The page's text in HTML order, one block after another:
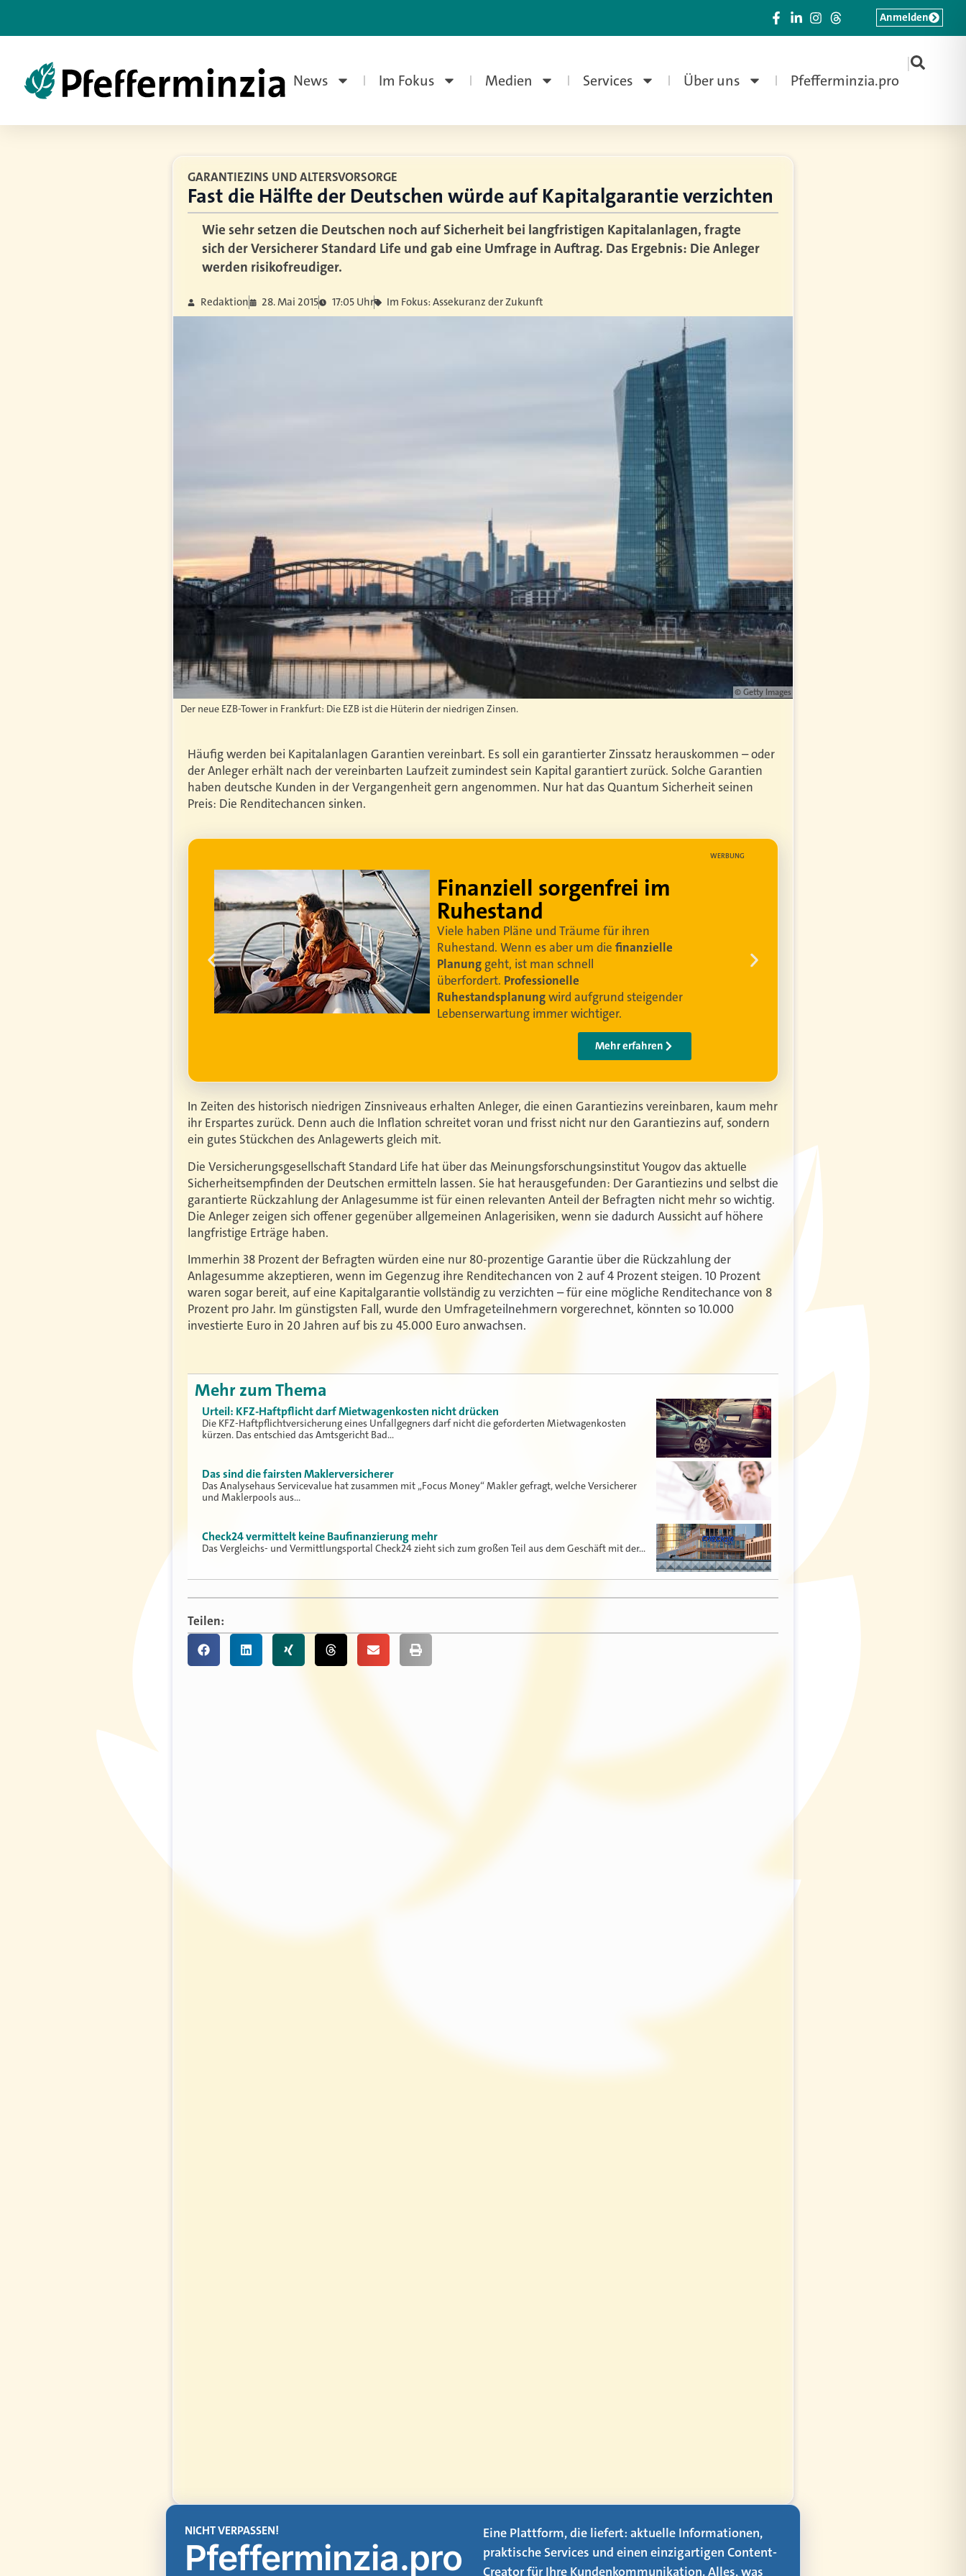
News Im Fokus Medien Services Über uns Pfefferminzia.pro
|
Anmelden
GARANTIEZINS UND ALTERSVORSORGE
Fast die Hälfte der Deutschen würde auf Kapitalgarantie verzichten
Wie sehr setzen die Deutschen noch auf Sicherheit bei langfristigen Kapitalanlagen, fragte
sich der Versicherer Standard Life und gab eine Umfrage in Auftrag. Das Ergebnis: Die Anleger
werden risikofreudiger.
Redaktion 28. Mai 2015 17:05 Uhr Im Fokus: Assekuranz der Zukunft
© Getty Images
Der neue EZB-Tower in Frankfurt: Die EZB ist die Hüterin der niedrigen Zinsen.
Häufig werden bei Kapitalanlagen Garantien vereinbart. Es soll ein garantierter Zinssatz herauskommen – oder
der Anleger erhält nach der vereinbarten Laufzeit zumindest sein Kapital garantiert zurück. Solche Garantien
haben deutsche Kunden in der Vergangenheit gern angenommen. Nur hat das Quantum Sicherheit seinen
Preis: Die Renditechancen sinken.
WERBUNG
Lebe dein bestes Leben
Um sorgenfrei in den Ruhestand zu blicken,
braucht esprofessionelle Ruhestandsplanung
Damit Ihre Kundinnen und Kunden
ihr bestes
Leben leben können
Video anschauen
In Zeiten des historisch niedrigen Zinsniveaus erhalten Anleger, die einen Garantiezins vereinbaren, kaum mehr
ihr Erspartes zurück. Denn auch die Inflation schreitet voran und frisst nicht nur den Garantiezins auf, sondern
ein gutes Stückchen des Anlagewerts gleich mit.
Die Versicherungsgesellschaft Standard Life hat über das Meinungsforschungsinstitut Yougov das aktuelle
Sicherheitsempfinden der Deutschen ermitteln lassen. Sie hat herausgefunden: Der Garantiezins und selbst die
garantierte Rückzahlung der Anlagesumme ist für einen relevanten Anteil der Befragten nicht mehr so wichtig.
Die Anleger zeigen sich offener gegenüber allgemeinen Anlagerisiken, wenn sie dadurch Aussicht auf höhere
langfristige Erträge haben.
Immerhin 38 Prozent der Befragten würden eine nur 80-prozentige Garantie über die Rückzahlung der
Anlagesumme akzeptieren, wenn im Gegenzug ihre Renditechancen von 2 auf 4 Prozent steigen. 10 Prozent
waren sogar bereit, auf eine Kapitalgarantie vollständig zu verzichten – für eine mögliche Renditechance von 8
Prozent pro Jahr. Im günstigsten Fall, wurde den Umfrageteilnehmern vorgerechnet, könnten so 10.000
investierte Euro in 20 Jahren auf bis zu 45.000 Euro anwachsen.
Mehr zum Thema
Urteil: KFZ-Haftpflicht darf Mietwagenkosten nicht drücken
Die KFZ-Haftpflichtversicherung eines Unfallgegners darf nicht die geforderten Mietwagenkosten
kürzen. Das entschied das Amtsgericht Bad…
Das sind die fairsten Maklerversicherer
Das Analysehaus Servicevalue hat zusammen mit „Focus Money“ Makler gefragt, welche Versicherer
und Maklerpools aus…
Check24 vermittelt keine Baufinanzierung mehr
Das Vergleichs- und Vermittlungsportal Check24 zieht sich zum großen Teil aus dem Geschäft mit der…
Teilen:
NICHT VERPASSEN!
Pfefferminzia.pro
Eine Plattform, die liefert: aktuelle Informationen,
praktische Services und einen einzigartigen Content-
Creator für Ihre Kundenkommunikation. Alles, was